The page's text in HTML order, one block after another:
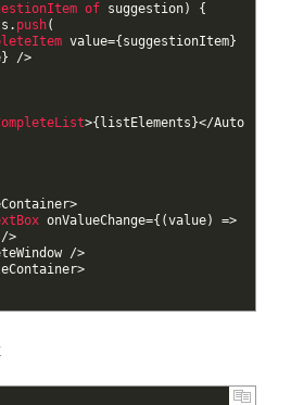
of suggestion)
{
. push(
value={ suggestionItem}
} />
>{ listElements }</Auto
>
onValueChange={ (value) =>
/>
/>
>